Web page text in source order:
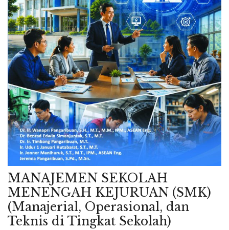
MANAJEMEN SEKOLAH
MENENGAH KEJURUAN (SMK)
(Manajerial, Operasional, dan
Teknis di Tingkat Sekolah)